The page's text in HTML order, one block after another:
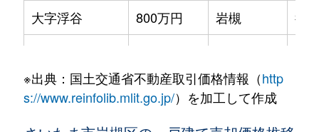
大字浮谷
800万円 岩槻
徒
大字大戸
180万円 せんげん台
※出典：国土交通省不動産取引価格情報（http
s://www.reinfolib.mlit.go.jp/）を加工して作成